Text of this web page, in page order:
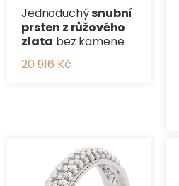
Jednoduchýsnubní
prsten z růžového
zlata bez kamene
20 916 Kč